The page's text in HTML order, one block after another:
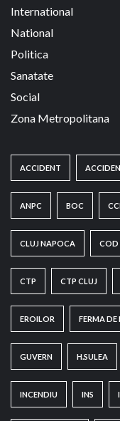
International
National
Politica
Sanatate
Social
Zona Metropolitana
ACCIDENT
ANPC BOC
CLUJ NAPOCA COD
CTP CTP CLUJ
EROILOR FERMA DE
GUVERN H.SULEA
INCENDIU INS